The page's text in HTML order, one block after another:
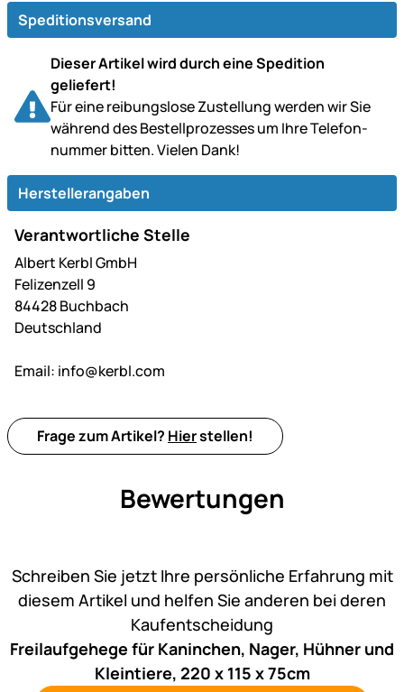
Speditionsversand
Dieser Artikel wird durch eine Spedition
geliefert!
Für eine reibungslose Zustellung werden wir Sie
während des Bestell­prozesses um Ihre Telefon­
nummer bitten. Vielen Dank!
Herstellerangaben
Verantwortliche Stelle
Albert Kerbl GmbH
Felizenzell 9
84428 Buchbach
Deutschland
Email: info@kerbl.com
Frage zum Artikel? Hierstellen!
Bewertungen
Schreiben Sie jetzt Ihre persönliche Erfahrung mit
diesem Artikel und helfen Sie anderen bei deren
Kaufentscheidung
Freilaufgehege für Kaninchen, Nager, Hühner und
Kleintiere, 220 x 115 x 75cm